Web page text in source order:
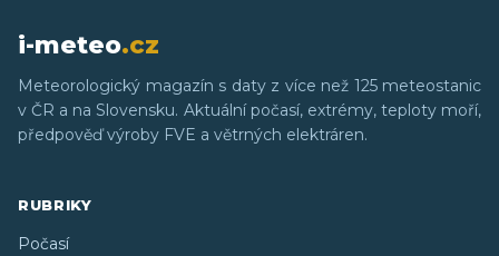
i-meteo.cz
Meteorologický magazín s daty z více než 125 meteostanic
v ČR a na Slovensku. Aktuální počasí, extrémy, teploty moří,
předpověď výroby FVE a větrných elektráren.
RUBRIKY
Počasí